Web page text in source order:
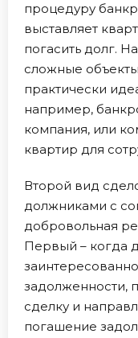
процедуру
выставляет
погасить долг.
сложные
практически
например,
компания, или
квартир для
Второй вид
должниками с
добровольная
Первый – когда
задолженности,
сделку и
погашение